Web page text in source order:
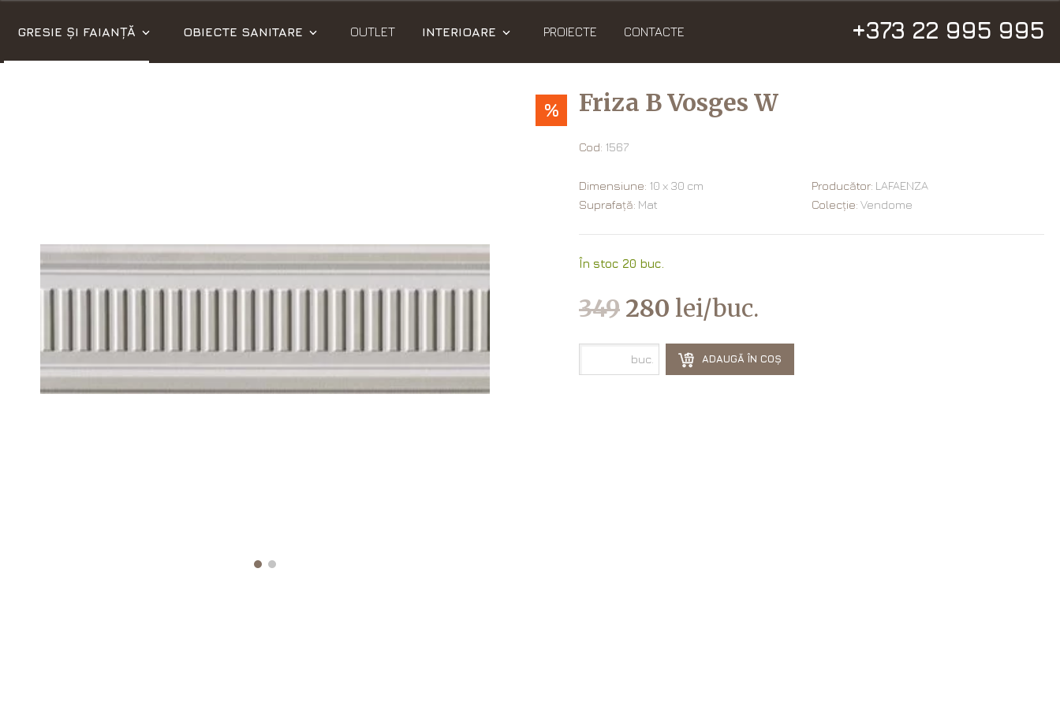
GRESIE ȘI FAIANȚĂ OBIECTE SANITARE OUTLET INTERIOARE PROIECTE CONTACTE +373 22 995 995
% Friza B Vosges W
Cod: 1567
În stoc 20 buc.
349 280 lei/buc.
buc. ADAUGĂ ÎN COȘ
Dimensiune: 10 х 30 cm
Suprafață: Mat
Producător: LAFAENZA
Colecție: Vendome